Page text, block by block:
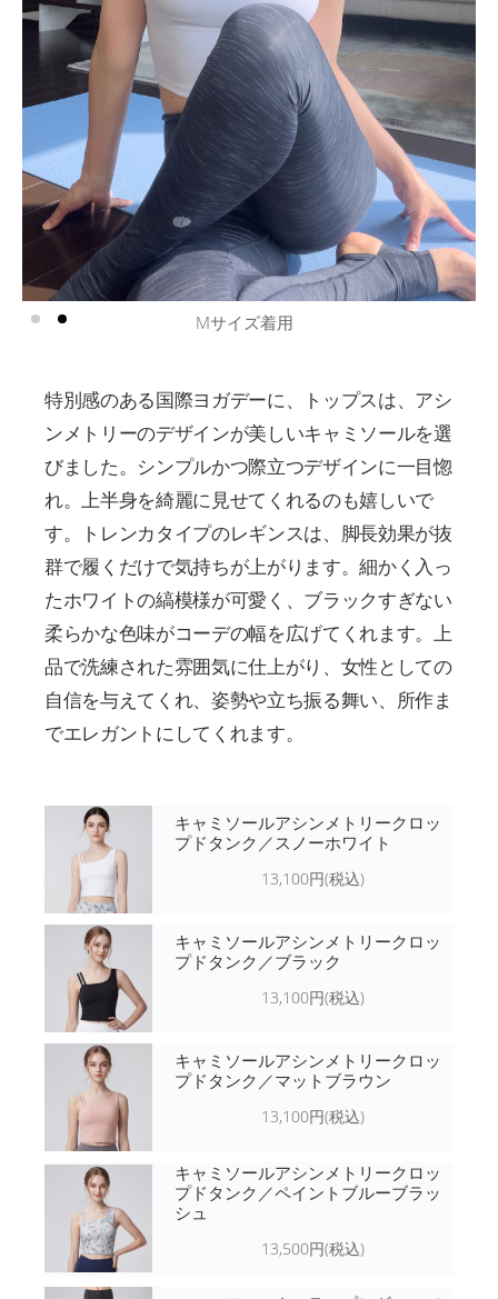
MOMIさん 身長166cm
特別感のある国際ヨガデーに、トップスは、アシ
ンメトリーのデザインが美しいキャミソールを選
びました。シンプルかつ際立つデザインに一目惚
れ。上半身を綺麗に見せてくれるのも嬉しいで
す。トレンカタイプのレギンスは、脚長効果が抜
群で履くだけで気持ちが上がります。細かく入っ
たホワイトの縞模様が可愛く、ブラックすぎない
柔らかな色味がコーデの幅を広げてくれます。上
品で洗練された雰囲気に仕上がり、女性としての
自信を与えてくれ、姿勢や立ち振る舞い、所作ま
でエレガントにしてくれます。
キャミソールアシンメトリークロッ
プドタンク／スノーホワイト
13,100円(税込)
キャミソールアシンメトリークロッ
プドタンク／ブラック
13,100円(税込)
キャミソールアシンメトリークロッ
プドタンク／マットブラウン
13,100円(税込)
キャミソールアシンメトリークロッ
プドタンク／ペイントブルーブラッ
シュ
13,500円(税込)